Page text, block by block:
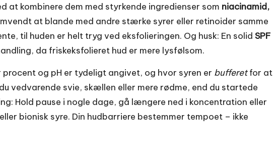
at kombinere dem med styrkende ingredienser som niacinamid,
at blande med andre stærke syrer eller retinoider samme
til huden er helt tryg ved eksfolieringen. Og husk: En solid SPF
da frisk­eksfolieret hud er mere lysfølsom.
og pH er tydeligt angivet, og hvor syren er bufferetfor at
vedvarende svie, skællen eller mere rødme, end du startede
Hold pause i nogle dage, gå længere ned i koncentration eller
bionisk syre. Din hudbarriere bestemmer tempoet – ikke